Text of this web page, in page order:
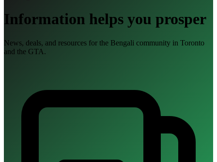
Information helps you prosper
News, deals, and resources for the Bengali community in Toronto
and the GTA.